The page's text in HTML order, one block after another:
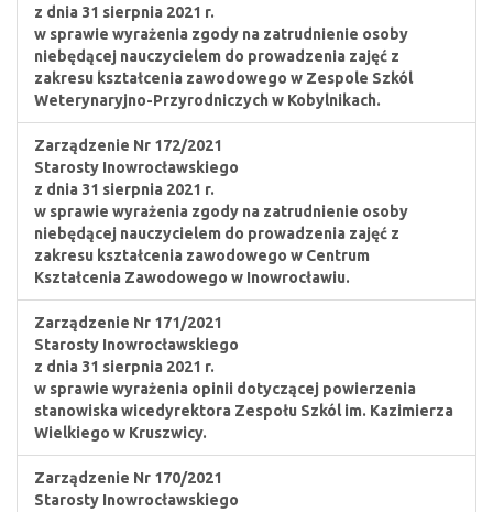
z dnia 31 sierpnia 2021 r.
w sprawie wyrażenia zgody na zatrudnienie osoby
niebędącej nauczycielem do prowadzenia zajęć z
zakresu kształcenia zawodowego w Zespole Szkól
Weterynaryjno-Przyrodniczych w Kobylnikach.
Zarządzenie Nr 172/2021
Starosty Inowrocławskiego
z dnia 31 sierpnia 2021 r.
w sprawie wyrażenia zgody na zatrudnienie osoby
niebędącej nauczycielem do prowadzenia zajęć z
zakresu kształcenia zawodowego w Centrum
Kształcenia Zawodowego w Inowrocławiu.
Zarządzenie Nr 171/2021
Starosty Inowrocławskiego
z dnia 31 sierpnia 2021 r.
w sprawie wyrażenia opinii dotyczącej powierzenia
stanowiska wicedyrektora Zespołu Szkól im. Kazimierza
Wielkiego w Kruszwicy.
Zarządzenie Nr 170/2021
Starosty Inowrocławskiego